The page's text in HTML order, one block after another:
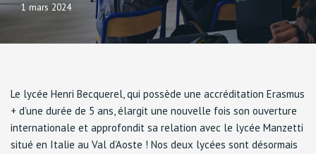
1 mars 2024
Le lycée Henri Becquerel, qui possède une accréditation Erasmus
+ d’une durée de 5 ans, élargit une nouvelle fois son ouverture
internationale et approfondit sa relation avec le lycée Manzetti
situé en Italie au Val d’Aoste ! Nos deux lycées sont désormais